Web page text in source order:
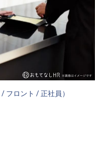
コラム
トに申し込む
/ フロント /正社員 ）